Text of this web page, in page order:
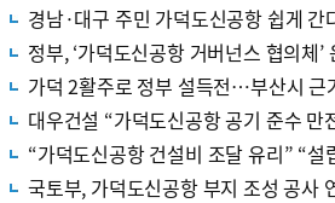
경남·대구 주민 가덕도신공항 쉽게
정부, ‘가덕도신공항 거버넌스 협의체
가덕 2활주로 정부 설득전…부산시 근
대우건설 “가덕도신공항 공기 준수 만
“가덕도신공항 건설비 조달 유리” “설
국토부, 가덕도신공항 부지 조성 공사